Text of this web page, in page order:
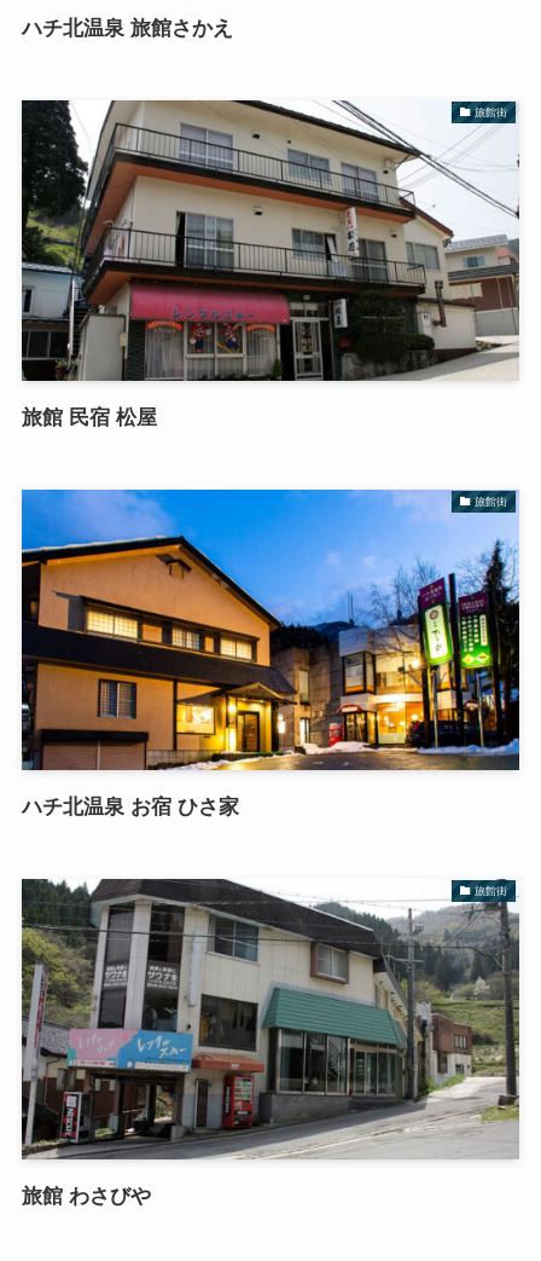
ハチ北温泉 旅館さかえ
旅館街
旅館 民宿 松屋
旅館街
ハチ北温泉 お宿 ひさ家
旅館街
旅館 わさびや